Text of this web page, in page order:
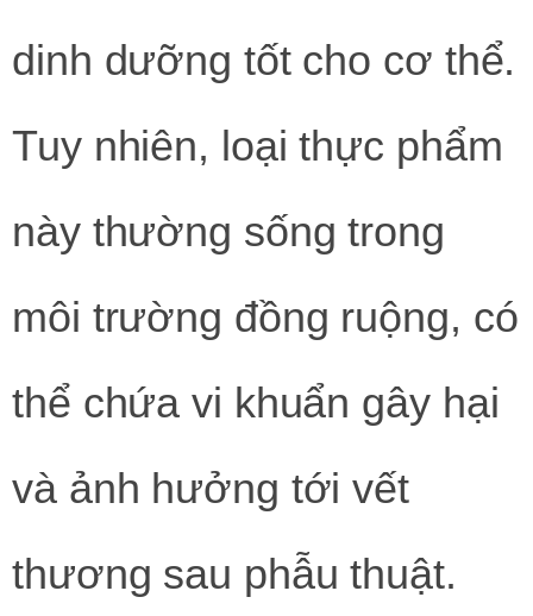
dinh dưỡng tốt cho cơ thể.
Tuy nhiên, loại thực phẩm
này thường sống trong
môi trường đồng ruộng, có
thể chứa vi khuẩn gây hại
và ảnh hưởng tới vết
thương sau phẫu thuật.